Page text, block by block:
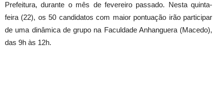
Prefeitura, durante o mês de fevereiro passado. Nesta quinta-
feira (22), os 50 candidatos com maior pontuação irão participar
de uma dinâmica de grupo na Faculdade Anhanguera (Macedo),
das 9h às 12h.